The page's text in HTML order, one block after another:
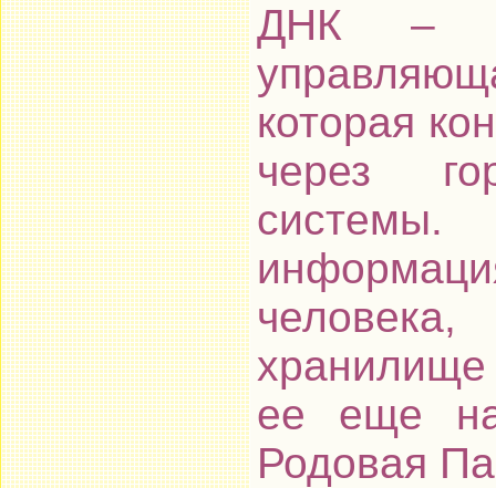
ДНК –
которая
через
ее еще
Родовая